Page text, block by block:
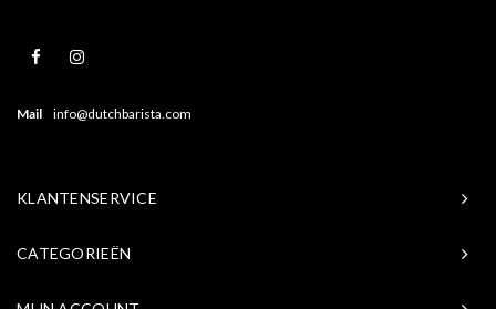
Mail info@dutchbarista.com
KLANTENSERVICE
CATEGORIEËN